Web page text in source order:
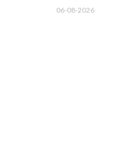
06-08-2026